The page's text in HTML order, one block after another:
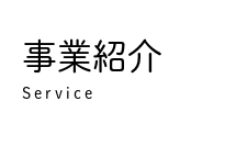
事業紹介
Service